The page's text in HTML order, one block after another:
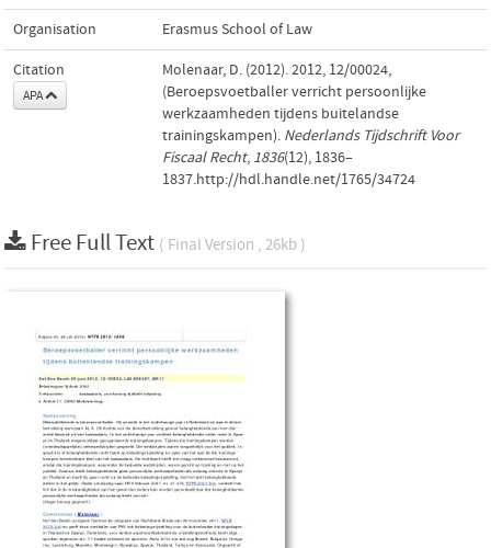
Organisation Erasmus School of Law
Citation
APA
Molenaar, D. (2012). 2012, 12/00024,
(Beroepsvoetballer verricht persoonlijke
werkzaamheden tijdens buitelandse
trainingskampen). Nederlands Tijdschrift Voor
Fiscaal Recht, 1836(12), 1836–
1837.http://hdl.handle.net/1765/34724
Free Full Text ( Final Version , 26kb )